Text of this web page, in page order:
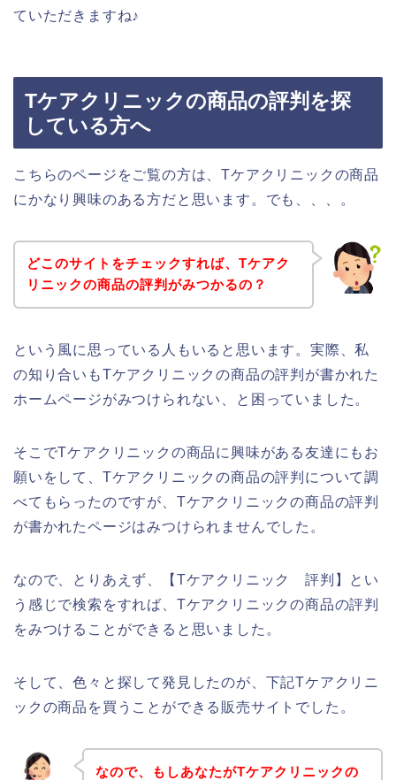
ていただきますね♪
Tケアクリニックの商品の評判を探
している方へ
こちらのページをご覧の方は、Tケアクリニックの商品
にかなり興味のある方だと思います。でも、、、。
どこのサイトをチェックすれば、Tケアク
リニックの商品の評判がみつかるの？
という風に思っている人もいると思います。実際、私
の知り合いもTケアクリニックの商品の評判が書かれた
ホームページがみつけられない、と困っていました。
そこでTケアクリニックの商品に興味がある友達にもお
願いをして、Tケアクリニックの商品の評判について調
べてもらったのですが、Tケアクリニックの商品の評判
が書かれたページはみつけられませんでした。
なので、とりあえず、【Tケアクリニック 評判】とい
う感じで検索をすれば、Tケアクリニックの商品の評判
をみつけることができると思いました。
そして、色々と探して発見したのが、下記Tケアクリニ
ックの商品を買うことができる販売サイトでした。
なので、もしあなたがTケアクリニックの